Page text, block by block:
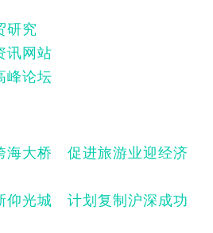
研究
讯网站
峰论坛
海大桥 促进旅游业迎经济
仰光城 计划复制沪深成功